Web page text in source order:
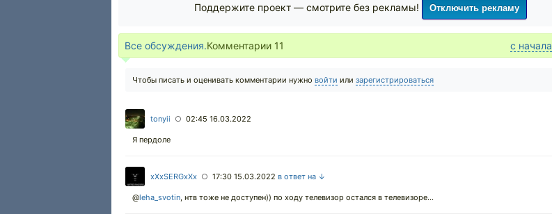
Поддержите проект — смотрите без рекламы! Отключить рекламу
Все обсуждения.Комментарии 11 с начала
Чтобы писать и оценивать комментарии нужно войти или зарегистрироваться
tonyii ○ 02:45 16.03.2022
Я пердоле
xXxSERGxXx ○ 17:30 15.03.2022 в ответ на ↓
@leha_svotin, нтв тоже не доступен)) по ходу телевизор остался в телевизоре...